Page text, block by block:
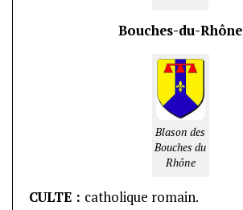
Bouches-du-Rhône
Blason des
Bouches du
Rhône
CULTE : catholique romain.